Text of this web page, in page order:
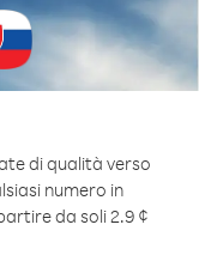
di qualità verso
numero in
da soli 2.9 ¢